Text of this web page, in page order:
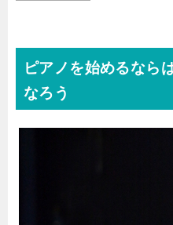
ピアノを始めるなら
なろう